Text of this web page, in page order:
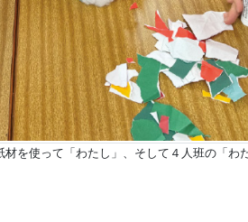
を使って「わたし」、そして４人班の「わ